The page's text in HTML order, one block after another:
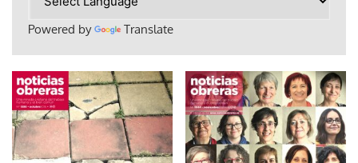
Powered by Translate